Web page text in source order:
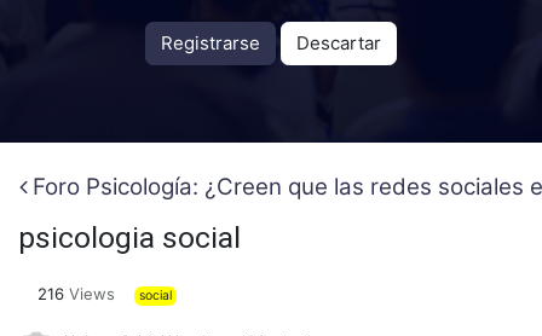
Registrarse Descartar
Foro Psicología: ¿Creen que las redes
psicologia social
216 Views social